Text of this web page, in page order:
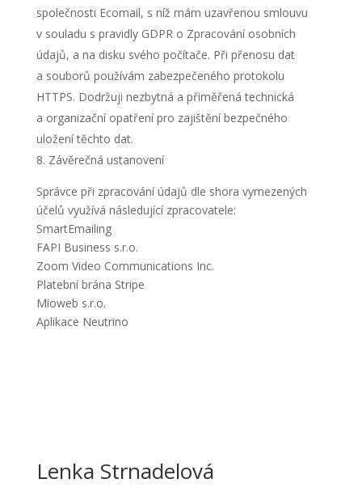
společnosti Ecomail, s níž mám uzavřenou smlouvu
v souladu s pravidly GDPR o Zpracování osobních
údajů, a na disku svého počítače. Při přenosu dat
a souborů používám zabezpečeného protokolu
HTTPS. Dodržuji nezbytná a přiměřená technická
a organizační opatření pro zajištění bezpečného
uložení těchto dat.
Závěrečná ustanovení
Správce při zpracování údajů dle shora vymezených
účelů využívá následující zpracovatele:
SmartEmailing
FAPI Business s.r.o.
Zoom Video Communications Inc.
Platební brána Stripe
Mioweb s.r.o.
Aplikace Neutrino
Lenka Strnadelová